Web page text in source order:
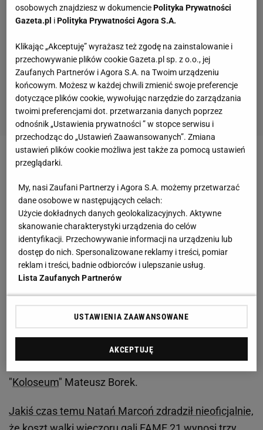
Zobacz wideo
Tyle Tomasz Adamek zarobił na gali Fame MMA 21.
Absurdalna kasa
Kiedy dochodzi do tak głośnych pojedynków, to
zwykle burzliwym tematem są również pieniądze. I
tak było tym razem, gdyż wszyscy zastanawiają się,
ile tak naprawdę Tomasz Adamek zarobił za
pojedynek na gali FameMMA21. - To jest po prostu
dobrze albo bardzo dobrze płatna walka na
"Koloseum" Mateusz Borek.
Jakiś czas temu Natań Marcoń zdradził nieoficjalnie,
osobowych znajdziesz w dokumenciePolityka Prywatności
Gazeta.pl iPolityka Prywatności Agora S.A.
Klikając „Akceptuję” wyrażasz też zgodę na zainstalowanie i
przechowywanie plików cookie Gazeta.pl sp. z o.o., jej
Zaufanych Partnerów i Agora S.A. na Twoim urządzeniu
końcowym. Możesz w każdej chwili zmienić swoje preferencje
dotyczące plików cookie, wywołując narzędzie do zarządzania
twoimi preferencjami dot. przetwarzania danych poprzez
odnośnik „Ustawienia prywatności ” w stopce serwisu i
przechodząc do „Ustawień Zaawansowanych”. Zmiana
ustawień plików cookie możliwa jest także za pomocą ustawień
przeglądarki.
My, nasi Zaufani Partnerzy i Agora S.A. możemy przetwarzać
dane osobowe w następujących celach:
Użycie dokładnych danych geolokalizacyjnych. Aktywne
skanowanie charakterystyki urządzenia do celów
identyfikacji. Przechowywanie informacji na urządzeniu lub
dostęp do nich. Spersonalizowane reklamy i treści, pomiar
reklam i treści, badnie odbiorców i ulepszanie usług.
Lista Zaufanych Partnerów
USTAWIENIA ZAAWANSOWANE
AKCEPTUJĘ